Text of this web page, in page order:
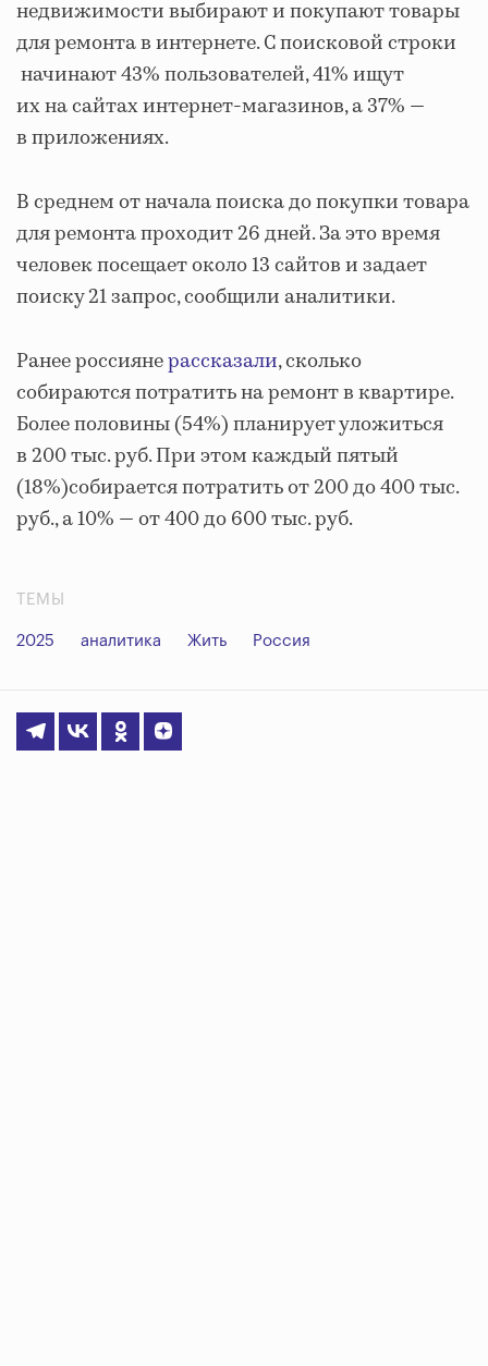
недвижимости выбирают и покупают товары
для ремонта в интернете. С поисковой строки
начинают 43% пользователей, 41% ищут
их на сайтах интернет-магазинов, а 37% —
в приложениях.
В среднем от начала поиска до покупки товара
для ремонта проходит 26 дней. За это время
человек посещает около 13 сайтов и задает
поиску 21 запрос, сообщили аналитики.
Ранее россиянерассказали, сколько
собираются потратить на ремонт в квартире.
Более половины (54%) планирует уложиться
в 200 тыс. руб. При этом каждый пятый
(18%)собирается потратить от 200 до 400 тыс.
руб., а 10% — от 400 до 600 тыс. руб.
ТЕМЫ
2025 аналитика Жить Россия